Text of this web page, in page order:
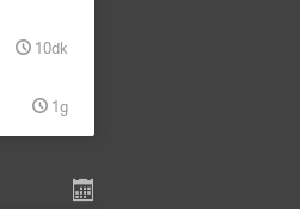
10dk
1g